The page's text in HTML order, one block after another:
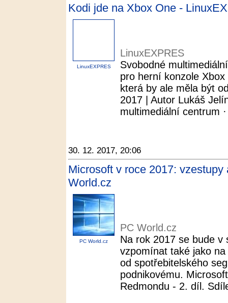
Kodi jde na Xbox One -
LinuxEXPRES
LinuxEXPRES
Svobodné
pro herní konzole
která by ale měla být
2017 | Autor Lukáš
multimediální centrum
30. 12. 2017, 20:06
Microsoft v roce 2017:
World.cz
PC World.cz
PC World.cz
Na rok 2017 se bude v
vzpomínat také jako
od spotřebitelského
podnikovému.
Redmondu - 2. díl.